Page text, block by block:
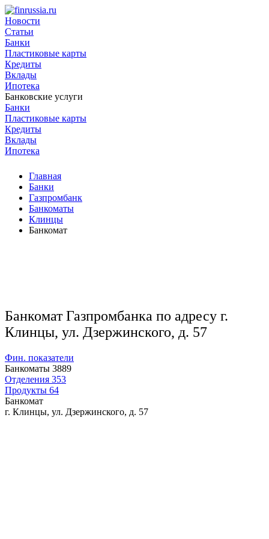
Новости
Статьи
Банки
Пластиковые карты
Кредиты
Вклады
Ипотека
Банковские услуги
Банки
Пластиковые карты
Кредиты
Вклады
Ипотека
Главная
Банки
Газпромбанк
Банкоматы
Клинцы
Банкомат
Банкомат Газпромбанка по адресу г.
Клинцы, ул. Дзержинского, д. 57
Фин. показатели
Банкоматы 3889
Отделения 353
Продукты 64
Банкомат
г. Клинцы, ул. Дзержинского, д. 57